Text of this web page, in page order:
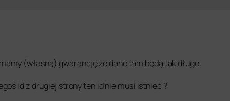
(własną) gwarancję że dane tam będą tak długo
id z drugiej strony ten id nie musi istnieć ?